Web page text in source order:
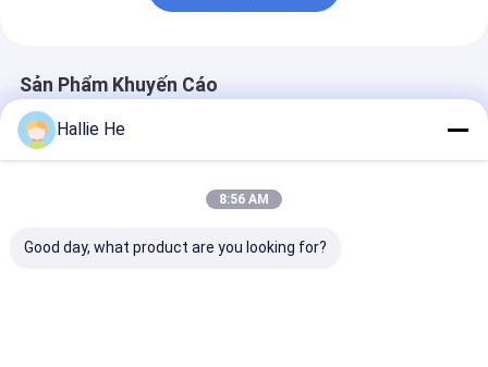
Sản Phẩm Khuyến Cáo
Hallie He
8:56 AM
Good day, what product are you looking for?